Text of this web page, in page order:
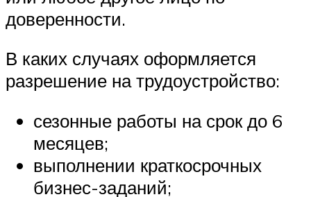
доверенности.
В каких случаях оформляется
разрешение на трудоустройство:
сезонные работы на срок до 6
месяцев;
выполнении краткосрочных
бизнес-заданий;